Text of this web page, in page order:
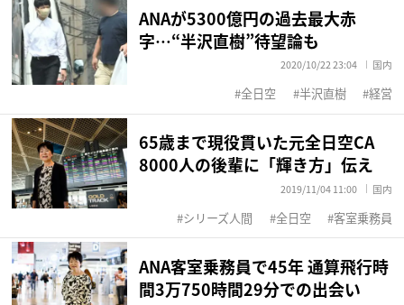
ANAが5300億円の過去最大赤
字…“半沢直樹”待望論も
2020/10/22 23:04 国内
全日空 半沢直樹 経営
65歳まで現役貫いた元全日空CA
8000人の後輩に「輝き方」伝え
2019/11/04 11:00 国内
シリーズ人間 全日空 客室乗務員
ANA客室乗務員で45年 通算飛行時
間3万750時間29分での出会い